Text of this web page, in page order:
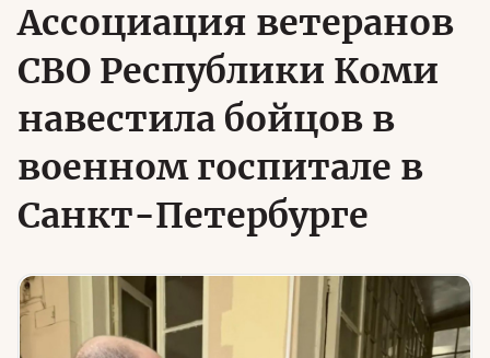
Ассоциация ветеранов
СВО Республики Коми
навестила бойцов в
военном госпитале в
Санкт-Петербурге
Стать членом Ассоциации ветеранов СВО
Ассоциация в субъектах России
Частые вопросы
Юридическая помощь
Региональные меры поддержки